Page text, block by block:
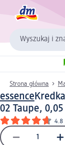
Wyszukaj i
Strona główna
essence
02 Taupe, 0,05
4.8